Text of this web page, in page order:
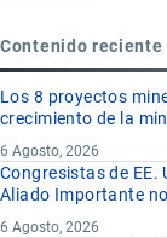
Contenido reciente
Los 8 proyectos
crecimiento de la
6 Agosto, 2026
Congresistas de EE.
Aliado Importante
6 Agosto, 2026